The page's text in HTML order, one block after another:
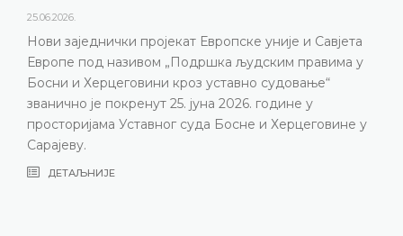
уније и Савјета
људским правима у
судовање“
2026. године у
Босне и Херцеговине у
представљени релевантна
резултати рада Уставног
изазови с којима се
година, нарочито због
састава